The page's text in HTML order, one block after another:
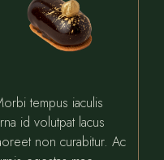
tempus iaculis
id volutpat lacus
non curabitur. Ac